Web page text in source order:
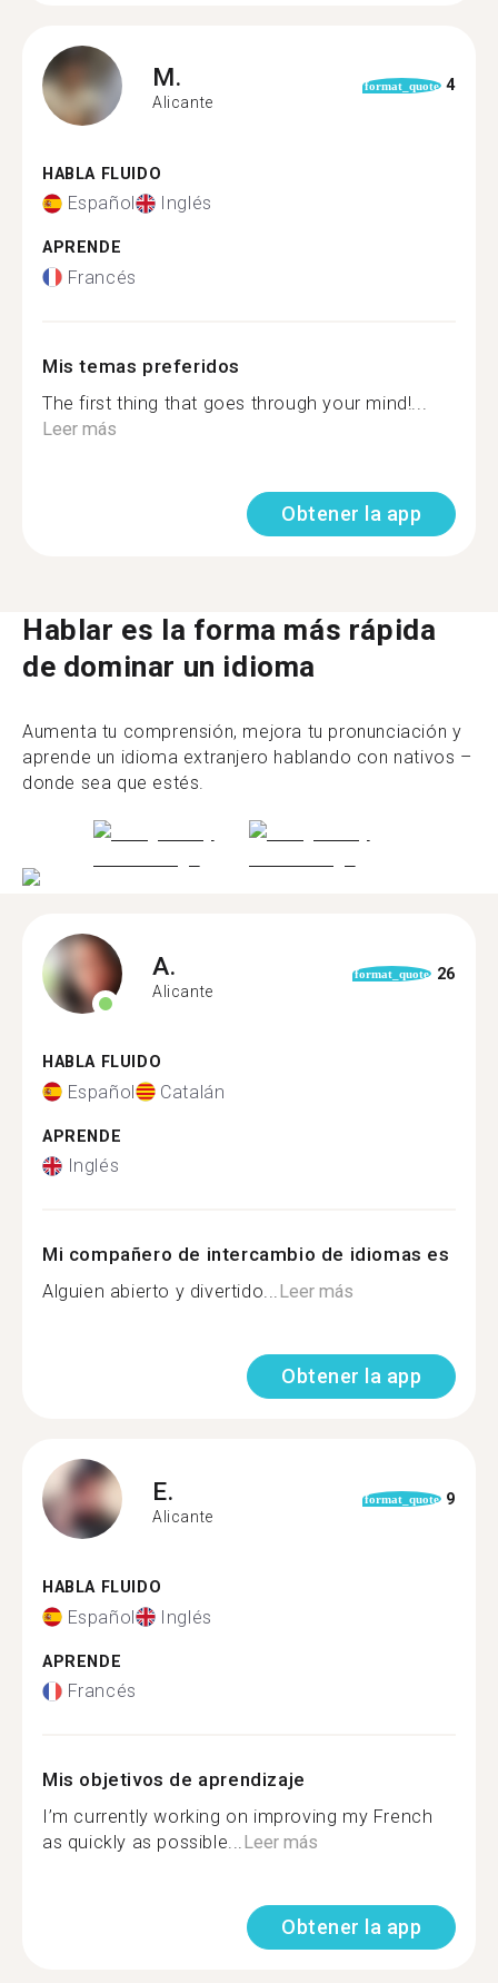
M.
Alicante
format_quote 4
HABLA FLUIDO
Español Inglés
APRENDE
Francés
Mis temas preferidos
The first thing that goes through your mind!...
Leer más
Obtener la app
Hablar es la forma más rápida
de dominar un idioma
Aumenta tu comprensión, mejora tu pronunciación y
aprende un idioma extranjero hablando con nativos –
donde sea que estés.
A.
Alicante
format_quote 26
HABLA FLUIDO
Español Catalán
APRENDE
Inglés
Mi compañero de intercambio de idiomas es
Alguien abierto y divertido...Leer más
Obtener la app
E.
Alicante
format_quote 9
HABLA FLUIDO
Español Inglés
APRENDE
Francés
Mis objetivos de aprendizaje
I’m currently working on improving my French
as quickly as possible...Leer más
Obtener la app